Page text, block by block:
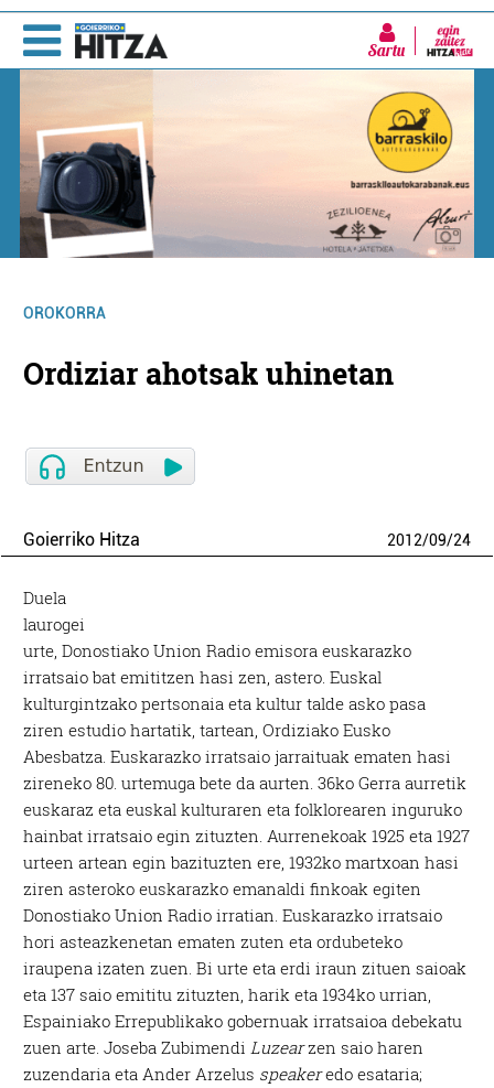
Sartu
OROKORRA
Ordiziar ahotsak uhinetan
Goierriko Hitza 2012/09/24
Duela
laurogei
urte, Donostiako Union Radio emisora euskarazko
irratsaio bat emititzen hasi zen, astero. Euskal
kulturgintzako pertsonaia eta kultur talde asko pasa
ziren estudio hartatik, tartean, Ordiziako Eusko
Abesbatza. Euskarazko irratsaio jarraituak ematen hasi
zireneko 80. urtemuga bete da aurten. 36ko Gerra aurretik
euskaraz eta euskal kulturaren eta folklorearen inguruko
hainbat irratsaio egin zituzten. Aurrenekoak 1925 eta 1927
urteen artean egin bazituzten ere, 1932ko martxoan hasi
ziren asteroko euskarazko emanaldi finkoak egiten
Donostiako Union Radio irratian. Euskarazko irratsaio
hori asteazkenetan ematen zuten eta ordubeteko
iraupena izaten zuen. Bi urte eta erdi iraun zituen saioak
eta 137 saio emititu zituzten, harik eta 1934ko urrian,
Espainiako Errepublikako gobernuak irratsaioa debekatu
zuen arte. Joseba ZubimendiLuzearzen saio haren
zuzendaria eta Ander Arzelus speakeredo esataria;